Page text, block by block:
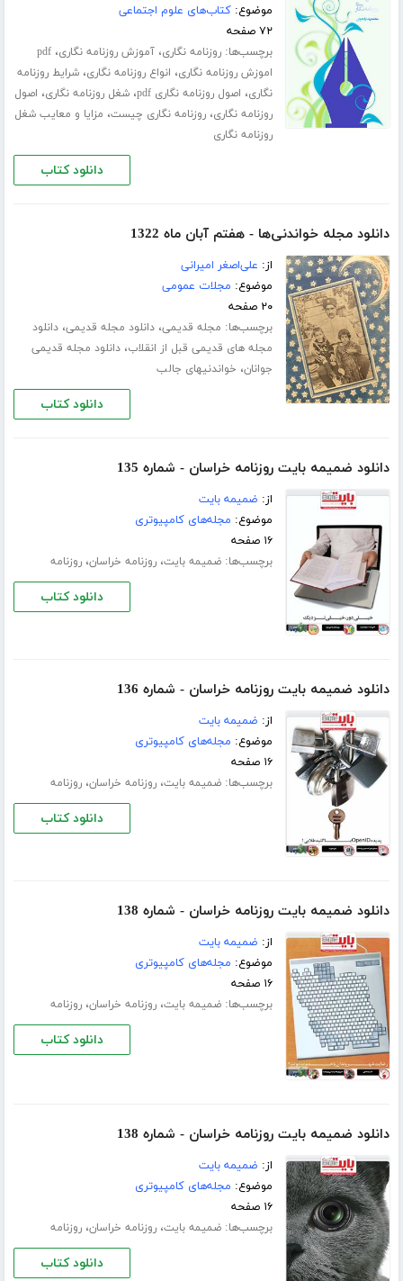
موضوع:کتاب‌های علوم اجتماعی
۷۲ صفحه
برچسب‌ها:روزنامه نگاری،آموزش روزنامه نگاری،pdf
اموزش روزنامه نگاری، انواع روزنامه نگاری،شرایط روزنامه
نگاری، اصول روزنامه نگاری pdf ،شغل روزنامه نگاری، اصول
روزنامه نگاری،روزنامه نگاری چیست، مزایا و معایب شغل
روزنامه نگاری
دانلود کتاب
دانلود مجله خواندنی‌ها - هفتم آبان ماه 1322
از: علی‌اصغر امیرانی
موضوع: مجلات عمومی
۲۰ صفحه
برچسب‌ها: مجله قدیمی،دانلود مجله قدیمی،دانلود
مجله های قدیمی قبل از انقلاب،دانلود مجله قدیمی
جوانان، خواندنیهای جالب
دانلود کتاب
دانلود ضمیمه بایت روزنامه خراسان - شماره 135
از: ضمیمه بایت
موضوع: مجله‌های کامپیوتری
۱۶ صفحه
برچسب‌ها:ضمیمه بایت،روزنامه خراسان،روزنامه
دانلود کتاب
دانلود ضمیمه بایت روزنامه خراسان - شماره 136
از: ضمیمه بایت
موضوع: مجله‌های کامپیوتری
۱۶ صفحه
برچسب‌ها:ضمیمه بایت،روزنامه خراسان،روزنامه
دانلود کتاب
دانلود ضمیمه بایت روزنامه خراسان - شماره 138
از: ضمیمه بایت
موضوع: مجله‌های کامپیوتری
۱۶ صفحه
برچسب‌ها:ضمیمه بایت،روزنامه خراسان،روزنامه
دانلود کتاب
دانلود ضمیمه بایت روزنامه خراسان - شماره 138
از: ضمیمه بایت
موضوع: مجله‌های کامپیوتری
۱۶ صفحه
برچسب‌ها:ضمیمه بایت،روزنامه خراسان،روزنامه
دانلود کتاب